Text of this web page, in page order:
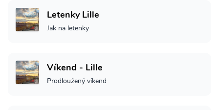
Letenky Lille
Jak na letenky
Víkend - Lille
Prodloužený víkend